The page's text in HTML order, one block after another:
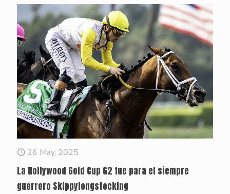
26 May, 2025
La Hollywood Gold Cup G2 fue para el siempre
guerrero Skippylongstocking